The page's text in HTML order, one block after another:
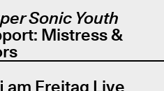
Sonic Youth
Mistress &
am Freitag Live